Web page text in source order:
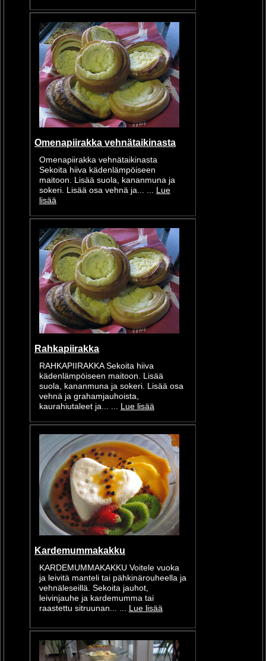
Omenapiirakka vehnätaikinasta
Omenapiirakka vehnätaikinasta
Sekoita hiiva kädenlämpöiseen
maitoon. Lisää suola, kananmuna ja
sokeri. Lisää osa vehnä ja... ... Lue
lisää
Rahkapiirakka
RAHKAPIIRAKKA Sekoita hiiva
kädenlämpöiseen maitoon. Lisää
suola, kananmuna ja sokeri. Lisää osa
vehnä ja grahamjauhoista,
kaurahiutaleet ja... ... Lue lisää
Kardemummakakku
KARDEMUMMAKAKKU Voitele vuoka
ja leivitä manteli tai pähkinärouheella ja
vehnäleseillä. Sekoita jauhot,
leivinjauhe ja kardemumma tai
raastettu sitruunan... ... Lue lisää